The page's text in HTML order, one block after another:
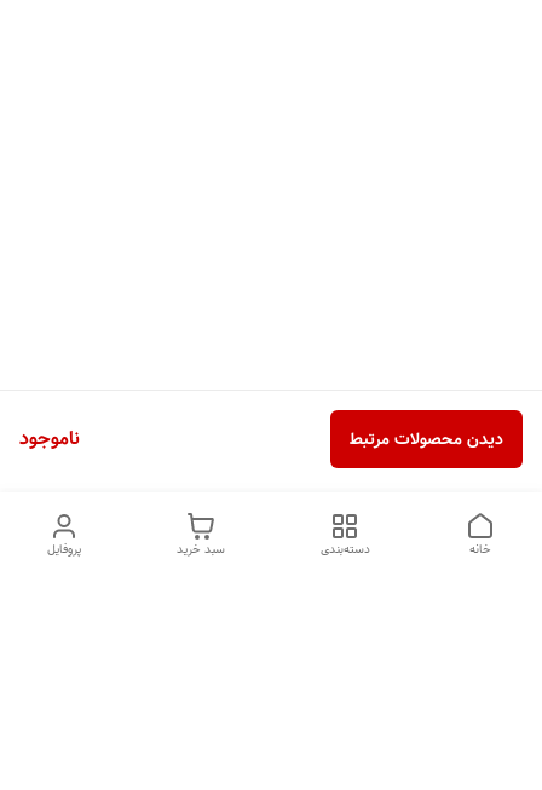
ناموجود دیدن محصولات مرتبط
پروفایل سبد خرید دسته‌بندی خانه